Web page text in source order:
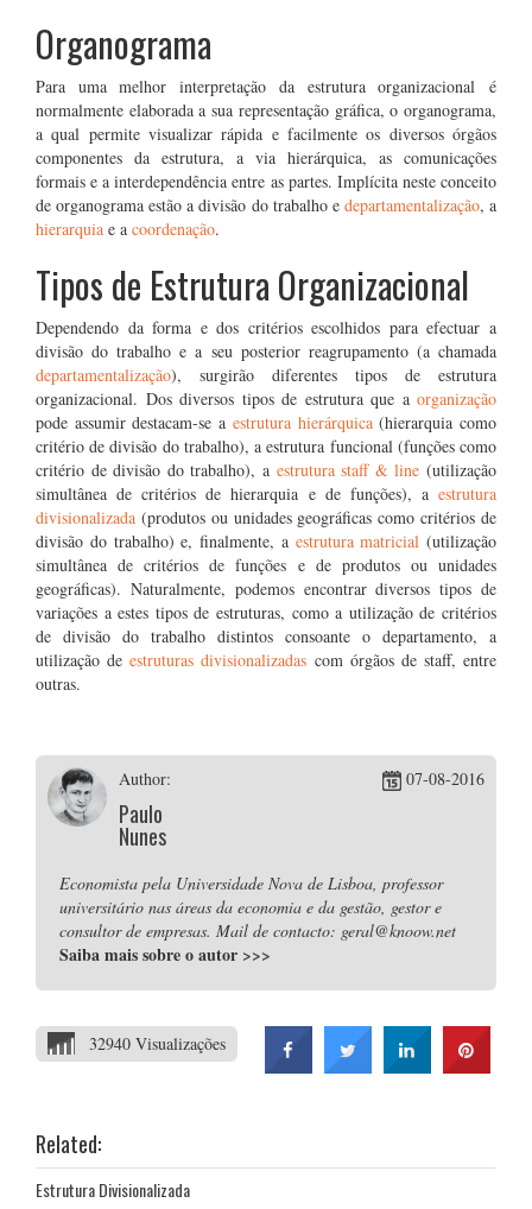
Organograma
Para uma melhor interpretação da estrutura organizacional é
normalmente elaborada a sua representação gráfica, o organograma,
a qual permite visualizar rápida e facilmente os diversos órgãos
componentes da estrutura, a via hierárquica, as comunicações
formais e a interdependência entre as partes. Implícita neste conceito
de organograma estão a divisão do trabalho e departamentalização, a
hierarquia e a coordenação.
Tipos de Estrutura Organizacional
Dependendo da forma e dos critérios escolhidos para efectuar a
divisão do trabalho e a seu posterior reagrupamento (a chamada
departamentalização), surgirão diferentes tipos de estrutura
organizacional. Dos diversos tipos de estrutura que a organização
pode assumir destacam-se a estrutura hierárquica(hierarquia como
critério de divisão do trabalho), a estrutura funcional (funções como
critério de divisão do trabalho), a estrutura staff & line (utilização
simultânea de critérios de hierarquia e de funções), a estrutura
divisionalizada (produtos ou unidades geográficas como critérios de
divisão do trabalho) e, finalmente, a estrutura matricial (utilização
simultânea de critérios de funções e de produtos ou unidades
geográficas). Naturalmente, podemos encontrar diversos tipos de
variações a estes tipos de estruturas, como a utilização de critérios
de divisão do trabalho distintos consoante o departamento, a
utilização deestruturas divisionalizadas com órgãos de staff, entre
outras.
Author:
Paulo
Nunes
07-08-2016
Economista pela Universidade Nova de Lisboa, professor
universitário nas áreas da economia e da gestão, gestor e
consultor de empresas. Mail de contacto: geral@knoow.net
Saiba mais sobre o autor >>>
32940 Visualizações
Related:
Estrutura Divisionalizada